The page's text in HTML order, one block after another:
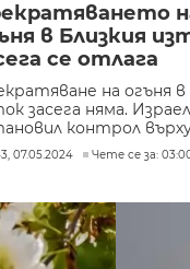
в Близкия
се отлага
на огъня в
засега няма.
контрол
07.05.2024 Чете се за: